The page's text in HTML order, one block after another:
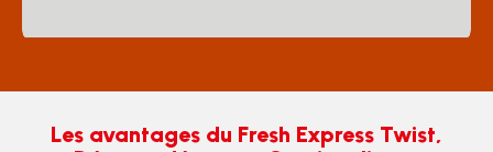
Les avantages du Fresh Express Twist,